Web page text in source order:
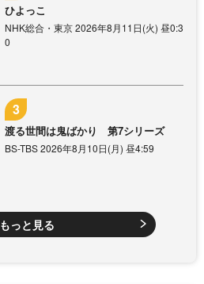
ひよっこ
NHK総合・東京 2026年8月11日(火) 昼0:3
0
渡る世間は鬼ばかり 第7シリーズ
BS-TBS 2026年8月10日(月) 昼4:59
もっと見る